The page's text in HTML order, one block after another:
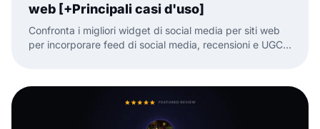
web [+Principali casi d'uso]
Confronta i migliori widget di social media per siti web
per incorporare feed di social media, recensioni e UGC